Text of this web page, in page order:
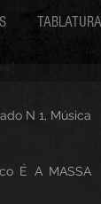
N 1, Música
É A MASSA